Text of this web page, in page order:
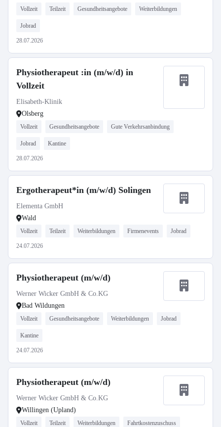
Vollzeit Teilzeit Gesundheitsangebote Weiterbildungen
Jobrad
28.07.2026
Physiotherapeut :in (m/w/d) in
Vollzeit
Elisabeth-Klinik
Olsberg
Vollzeit Gesundheitsangebote Gute Verkehrsanbindung
Jobrad Kantine
28.07.2026
Ergotherapeut*in (m/w/d) Solingen
Elementa GmbH
Wald
Vollzeit Teilzeit Weiterbildungen Firmenevents Jobrad
24.07.2026
Physiotherapeut (m/w/d)
Werner Wicker GmbH & Co.KG
Bad Wildungen
Vollzeit Gesundheitsangebote Weiterbildungen Jobrad
Kantine
24.07.2026
Physiotherapeut (m/w/d)
Werner Wicker GmbH & Co.KG
Willingen (Upland)
Vollzeit Teilzeit Weiterbildungen Fahrtkostenzuschuss